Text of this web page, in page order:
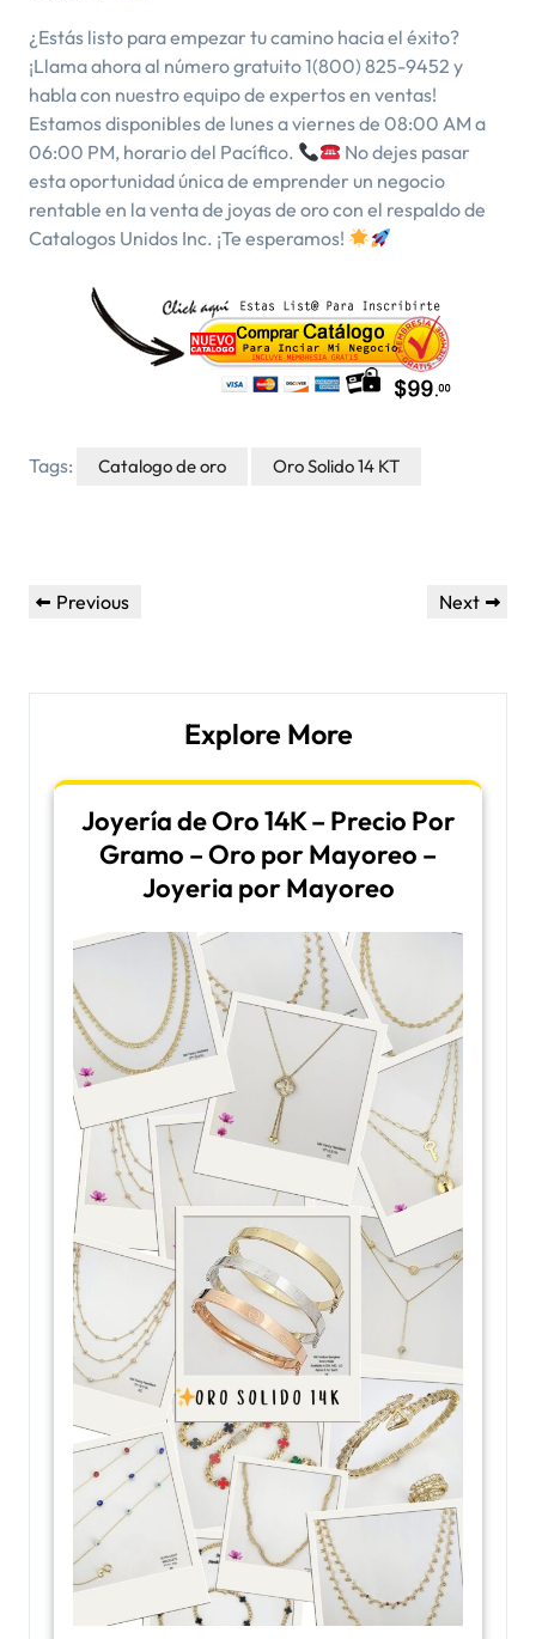
¿Estás listo para empezar tu camino hacia el éxito?
¡Llama ahora al número gratuito 1(800) 825-9452 y
habla con nuestro equipo de expertos en ventas!
Estamos disponibles de lunes a viernes de 08:00 AM a
06:00 PM, horario del Pacífico.
No dejes pasar
esta oportunidad única de emprender un negocio
rentable en la venta de joyas de oro con el respaldo de
Catalogos Unidos Inc. ¡Te esperamos!
Tags: Catalogo de oro Oro Solido 14 KT
Post
navigation
Previous
Previous
Next
Next
Explore More
Joyería de Oro 14K – Precio Por
Gramo – Oro por Mayoreo –
Joyeria por Mayoreo